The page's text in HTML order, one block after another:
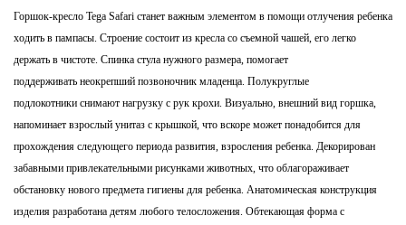
Горшок-кресло Tega Safari станет важным элементом в помощи отлучения ребенка
ходить в пампасы. Строение состоит из кресла со съемной чашей, его легко
держать в чистоте. Спинка стула нужного размера, помогает
поддерживать неокрепший позвоночник младенца. Полукруглые
подлокотники снимают нагрузку с рук крохи. Визуально, внешний вид горшка,
напоминает взрослый унитаз с крышкой, что вскоре может понадобится для
прохождения следующего периода развития, взросления ребенка. Декорирован
забавными привлекательными рисунками животных, что облагораживает
обстановку нового предмета гигиены для ребенка. Анатомическая конструкция
изделия разработана детям любого телосложения. Обтекающая форма с